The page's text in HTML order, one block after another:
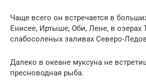
Чаще всего он встречается в
Енисее, Иртыше, Оби, Лене, в озерах
слабосоленых заливах Северо-
Далеко в океане муксуна не
пресноводная рыба.